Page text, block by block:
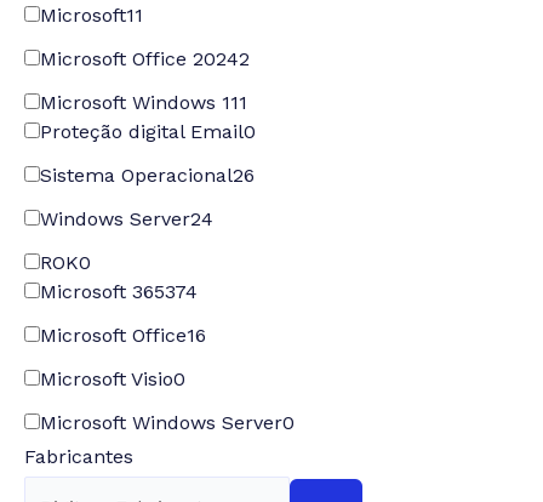
Microsoft11
Microsoft Office 20242
Microsoft Windows 111
Proteção digital Email0
Sistema Operacional26
Windows Server24
ROK0
Microsoft 365374
Microsoft Office16
Microsoft Visio0
Microsoft Windows Server0
Fabricantes